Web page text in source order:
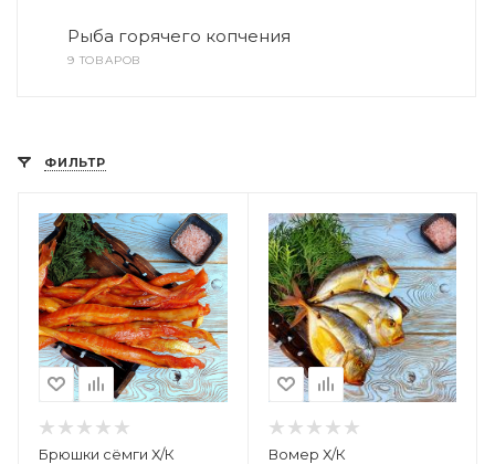
Рыба горячего копчения
9 ТОВАРОВ
ФИЛЬТР
Брюшки сёмги Х/К Вомер Х/К